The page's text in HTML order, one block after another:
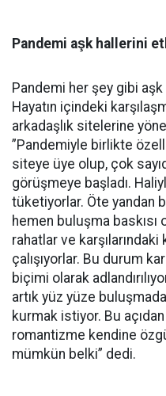
Pandemi aşk hallerini
Pandemi her şey gibi
Hayatın içindeki
arkadaşlık sitelerine
”Pandemiyle birlikte
siteye üye olup, çok
görüşmeye başladı.
tüketiyorlar. Öte yandan
hemen buluşma baskısı
rahatlar ve karşılarındaki
çalışıyorlar. Bu durum
biçimi olarak
artık yüz yüze
kurmak istiyor. Bu
romantizme kendine
mümkün belki” dedi.